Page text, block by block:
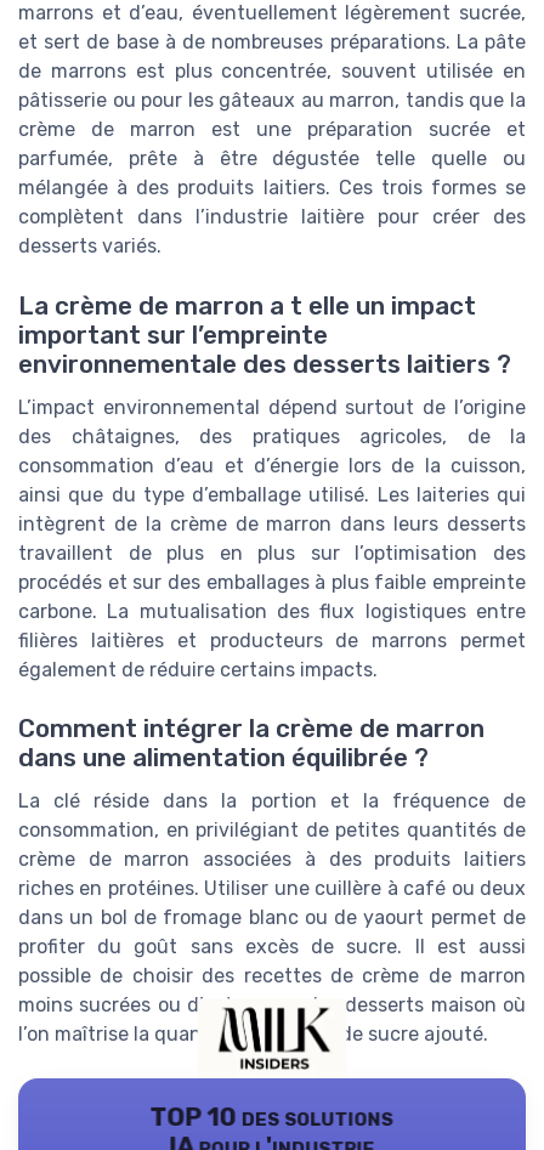
marrons et d’eau, éventuellement légèrement sucrée,
et sert de base à de nombreuses préparations. La pâte
de marrons est plus concentrée, souvent utilisée en
pâtisserie ou pour les gâteaux au marron, tandis que la
crème de marron est une préparation sucrée et
parfumée, prête à être dégustée telle quelle ou
mélangée à des produits laitiers. Ces trois formes se
complètent dans l’industrie laitière pour créer des
desserts variés.
La crème de marron a t elle un impact
important sur l’empreinte
environnementale des desserts laitiers ?
L’impact environnemental dépend surtout de l’origine
des châtaignes, des pratiques agricoles, de la
consommation d’eau et d’énergie lors de la cuisson,
ainsi que du type d’emballage utilisé. Les laiteries qui
intègrent de la crème de marron dans leurs desserts
travaillent de plus en plus sur l’optimisation des
procédés et sur des emballages à plus faible empreinte
carbone. La mutualisation des flux logistiques entre
filières laitières et producteurs de marrons permet
également de réduire certains impacts.
Comment intégrer la crème de marron
dans une alimentation équilibrée ?
La clé réside dans la portion et la fréquence de
consommation, en privilégiant de petites quantités de
crème de marron associées à des produits laitiers
riches en protéines. Utiliser une cuillère à café ou deux
dans un bol de fromage blanc ou de yaourt permet de
profiter du goût sans excès de sucre. Il est aussi
possible de choisir des recettes de crème de marron
moins sucrées ou d’opter pour des desserts maison où
l’on maîtrise la quantité de sirop et de sucre ajouté.
TOP 10 des solutions